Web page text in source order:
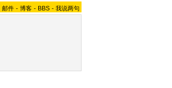
邮件 - 博客 - BBS - 我说两句